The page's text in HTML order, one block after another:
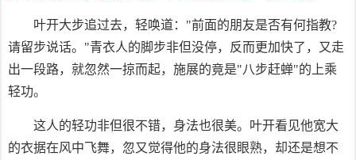
叶开大步追过去，轻唤道："前面的朋友是否有何指教?
请留步说话。"青衣人的脚步非但没停，反而更加快了，又走
出一段路，就忽然一掠而起，施展的竟是"八步赶蝉"的上乘
轻功。
这人的轻功非但很不错，身法也很美。叶开看见他宽大
的衣据在风中飞舞，忽又觉得他的身法很眼熟，却还是想不